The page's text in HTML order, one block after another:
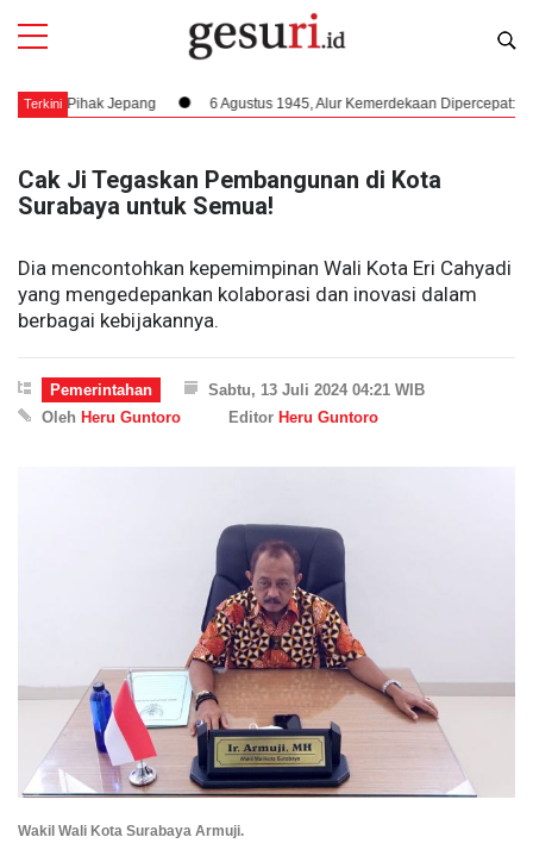
Terkini
Jepang 6 Agustus 1945, Alur Kemerdekaan Dipercepat: Bung Karno
Cak Ji Tegaskan Pembangunan di Kota
Surabaya untuk Semua!
Dia mencontohkan kepemimpinan Wali Kota Eri Cahyadi
yang mengedepankan kolaborasi dan inovasi dalam
berbagai kebijakannya.
Pemerintahan
Sabtu, 13 Juli 2024 04:21 WIB
Oleh Heru Guntoro Editor Heru Guntoro
Wakil Wali Kota Surabaya Armuji.